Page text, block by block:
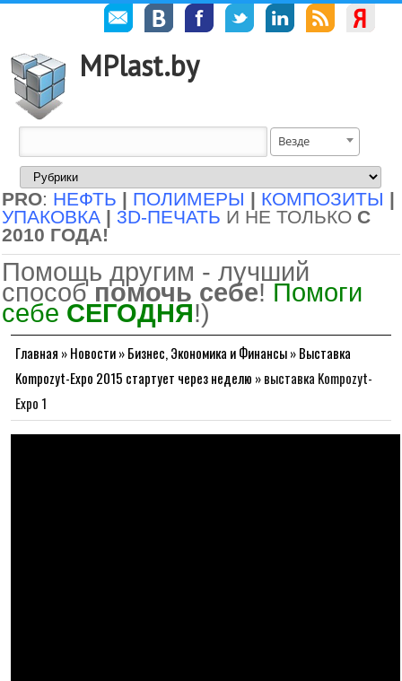
MPlast.by
Везде
PRO: НЕФТЬ | ПОЛИМЕРЫ | КОМПОЗИТЫ |
УПАКОВКА | 3D-ПЕЧАТЬ И НЕ ТОЛЬКО С
2010 ГОДА!
Помощь другим - лучший
способ помочь себе! Помоги
себе СЕГОДНЯ!)
Главная »Новости»Бизнес, Экономика и Финансы»Выставка
Kompozyt-Expo 2015 стартует через неделю »выставка Kompozyt-
Expo 1